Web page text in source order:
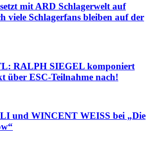
mit ARD Schlagerwelt auf
viele Schlagerfans bleiben auf der
RALPH SIEGEL komponiert
über ESC-Teilnahme nach!
und WINCENT WEISS bei „Die